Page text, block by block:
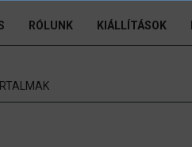
RÓLUNK KIÁLLÍTÁSOK